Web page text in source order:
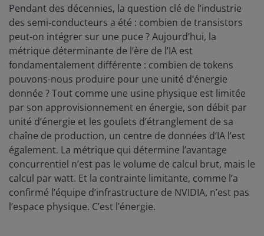
Pendant des décennies, la question clé de l’industrie
des semi‑conducteurs a été : combien de transistors
peut-on intégrer sur une puce ? Aujourd’hui, la
métrique déterminante de l’ère de l’IA est
fondamentalement différente : combien de tokens
pouvons-nous produire pour une unité d’énergie
donnée ? Tout comme une usine physique est limitée
par son approvisionnement en énergie, son débit par
unité d’énergie et les goulets d’étranglement de sa
chaîne de production, un centre de données d’IA l’est
également. La métrique qui détermine l’avantage
concurrentiel n’est pas le volume de calcul brut, mais le
calcul par watt. Et la contrainte limitante, comme l’a
confirmé l’équipe d’infrastructure de NVIDIA, n’est pas
l’espace physique. C’est l’énergie.